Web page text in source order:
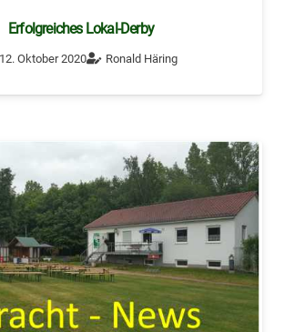
Erfolgreiches Lokal-Derby
12. Oktober 2020 Ronald Häring